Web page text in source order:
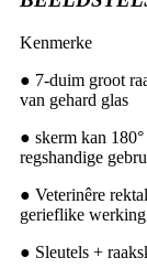
Kenmerke
● 7-duim groot
van gehard glas
● skerm kan
regshandige
● Veterinêre
gerieflike werking
● Sleutels +